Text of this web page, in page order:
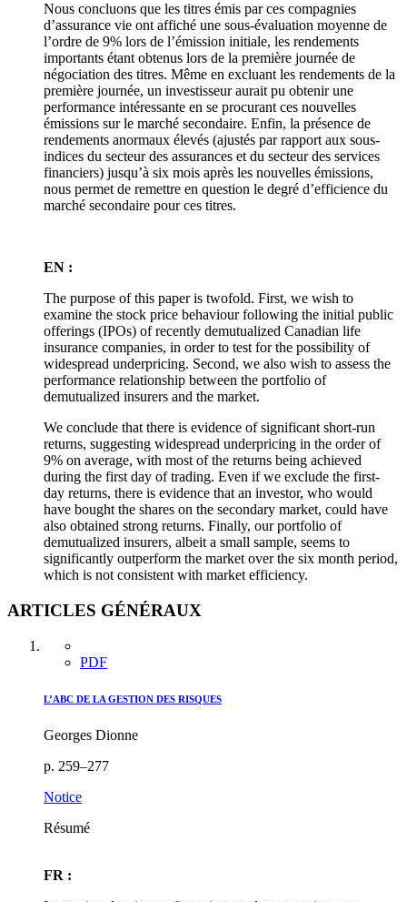
Nous concluons que les titres émis par ces compagnies
d’assurance vie ont affiché une sous-évaluation moyenne de
l’ordre de 9% lors de l’émission initiale, les rendements
importants étant obtenus lors de la première journée de
négociation des titres. Même en excluant les rendements de la
première journée, un investisseur aurait pu obtenir une
performance intéressante en se procurant ces nouvelles
émissions sur le marché secondaire. Enfin, la présence de
rendements anormaux élevés (ajustés par rapport aux sous-
indices du secteur des assurances et du secteur des services
financiers) jusqu’à six mois après les nouvelles émissions,
nous permet de remettre en question le degré d’efficience du
marché secondaire pour ces titres.
EN :
The purpose of this paper is twofold. First, we wish to
examine the stock price behaviour following the initial public
offerings (IPOs) of recently demutualized Canadian life
insurance companies, in order to test for the possibility of
widespread underpricing. Second, we also wish to assess the
performance relationship between the portfolio of
demutualized insurers and the market.
We conclude that there is evidence of significant short-run
returns, suggesting widespread underpricing in the order of
9% on average, with most of the returns being achieved
during the first day of trading. Even if we exclude the first-
day returns, there is evidence that an investor, who would
have bought the shares on the secondary market, could have
also obtained strong returns. Finally, our portfolio of
demutualized insurers, albeit a small sample, seems to
significantly outperform the market over the six month period,
which is not consistent with market efficiency.
ARTICLES GÉNÉRAUX
PDF
L’ABC DE LA GESTION DES RISQUES
Georges Dionne
p. 259–277
Notice
Résumé
FR :